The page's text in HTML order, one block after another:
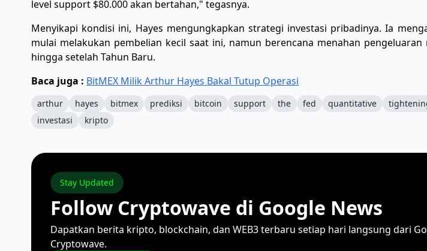
level support $80.000 akan bertahan," tegasnya.
​Menyikapi kondisi ini, Hayes mengungkapkan strategi investasi pribadinya. Ia
mulai melakukan pembelian kecil saat ini, namun berencana menahan pengeluaran
hingga setelah Tahun Baru.
Baca juga : BitMEX Milik Arthur Hayes Bakal Tutup Operasi
arthur hayes bitmex prediksi bitcoin support the fed quantitative
investasi
kripto
Stay Updated
Follow Cryptowave di Google News
Dapatkan berita kripto, blockchain, dan WEB3 terbaru setiap hari langsung dari
Cryptowave.